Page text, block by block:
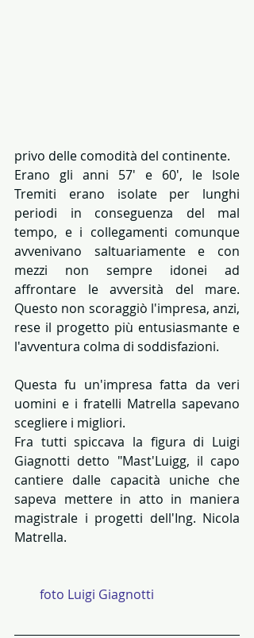
privo delle comodità del continente.
Erano gli anni 57' e 60', le Isole
Tremiti erano isolate per lunghi
periodi in conseguenza del mal
tempo, e i collegamenti comunque
avvenivano saltuariamente e con
mezzi non sempre idonei ad
affrontare le avversità del mare.
Questo non scoraggiò l'impresa, anzi,
rese il progetto più entusiasmante e
l'avventura colma di soddisfazioni.
Questa fu un'impresa fatta da veri
uomini e i fratelli Matrella sapevano
scegliere i migliori.
Fra tutti spiccava la figura di Luigi
Giagnotti detto "Mast'Luigg, il capo
cantiere dalle capacità uniche che
sapeva mettere in atto in maniera
magistrale i progetti dell'Ing. Nicola
Matrella.
        foto Luigi Giagnotti